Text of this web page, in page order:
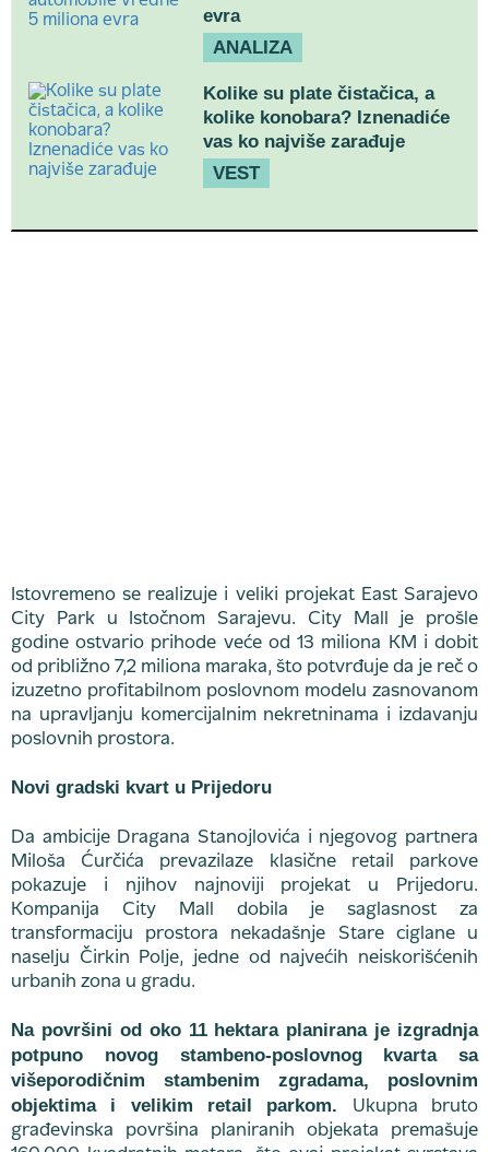
evra
ANALIZA
Kolike su plate čistačica, a
kolike konobara? Iznenadiće
vas ko najviše zarađuje
VEST
Istovremeno se realizuje i veliki projekat East Sarajevo
City Park u Istočnom Sarajevu. City Mall je prošle
godine ostvario prihode veće od 13 miliona KM i dobit
od približno 7,2 miliona maraka, što potvrđuje da je reč o
izuzetno profitabilnom poslovnom modelu zasnovanom
na upravljanju komercijalnim nekretninama i izdavanju
poslovnih prostora.
Novi gradski kvart u Prijedoru
Da ambicije Dragana Stanojlovića i njegovog partnera
Miloša Ćurčića prevazilaze klasične retail parkove
pokazuje i njihov najnoviji projekat u Prijedoru.
Kompanija City Mall dobila je saglasnost za
transformaciju prostora nekadašnje Stare ciglane u
naselju Čirkin Polje, jedne od najvećih neiskorišćenih
urbanih zona u gradu.
Na površini od oko 11 hektara planirana je izgradnja
potpuno novog stambeno-poslovnog kvarta sa
višeporodičnim stambenim zgradama, poslovnim
objektima i velikim retail parkom.
Ukupna bruto
građevinska površina planiranih objekata premašuje